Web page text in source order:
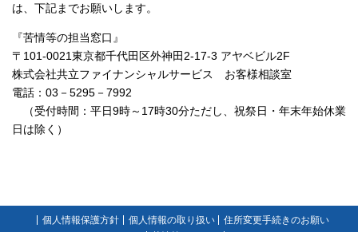
は、下記までお願いします。
『苦情等の担当窓口』
〒101-0021東京都千代田区外神田2-17-3 アヤベビル2F
株式会社共立ファイナンシャルサービス お客様相談室
電話：03－5295－7992
（受付時間：平日9時～17時30分ただし、祝祭日・年末年始休業
日は除く）
個人情報保護方針 個人情報の取り扱い
住所変更手続きのお願い